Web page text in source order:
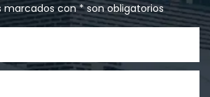
marcados con * son obligatorios